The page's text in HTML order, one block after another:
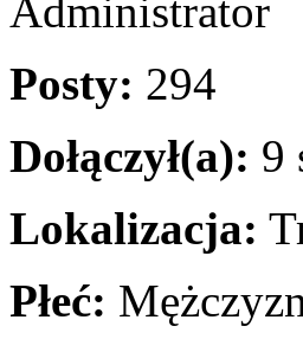
Posty: 294
Dołączył(a): 9
Lokalizacja:
Płeć: